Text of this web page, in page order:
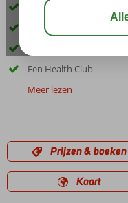
Zandstrand met
2 à-la-carterestaurants
Een Health Club
Meer lezen
Prijzen & boeken
Kaart